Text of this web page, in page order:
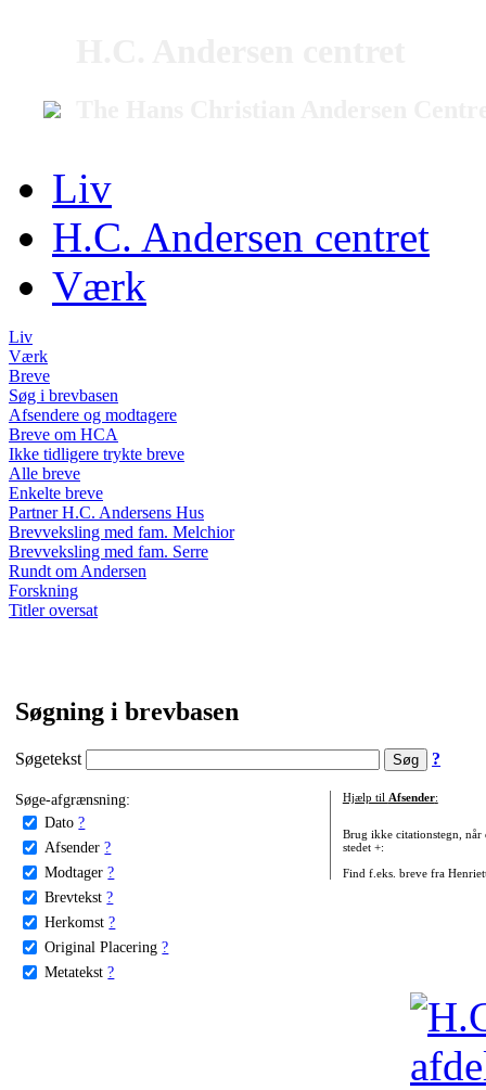
Liv
H.C. Andersen centret
Værk
Liv
Værk
Breve
Søg i brevbasen
Afsendere og modtagere
Breve om HCA
Ikke tidligere trykte breve
Alle breve
Enkelte breve
Partner H.C. Andersens Hus
Brevveksling med fam. Melchior
Brevveksling med fam. Serre
Rundt om Andersen
Forskning
Titler oversat
Søgning i brevbasen
Søgetekst ?
Søge-afgrænsning:
Dato ?
Afsender ?
Modtager ?
Brevtekst ?
Herkomst ?
Original Placering ?
Metatekst ?
Hjælp til Afsender:
Brug ikke citationstegn, når
stedet +:
Find f.eks. breve fra